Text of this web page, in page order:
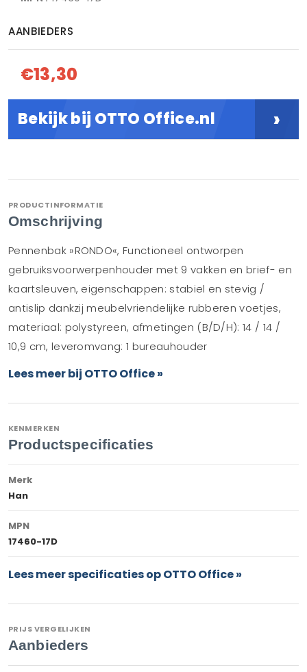
AANBIEDERS
€13,30
Bekijk bij OTTO Office.nl ›
PRODUCTINFORMATIE
Omschrijving
Pennenbak »RONDO«, Functioneel ontworpen
gebruiksvoorwerpenhouder met 9 vakken en brief- en
kaartsleuven, eigenschappen: stabiel en stevig /
antislip dankzij meubelvriendelijke rubberen voetjes,
materiaal: polystyreen, afmetingen (B/D/H): 14 / 14 /
10,9 cm, leveromvang: 1 bureauhouder
Lees meer bij OTTO Office »
KENMERKEN
Productspecificaties
Merk
Han
MPN
17460-17D
Lees meer specificaties op OTTO Office »
PRIJS VERGELIJKEN
Aanbieders